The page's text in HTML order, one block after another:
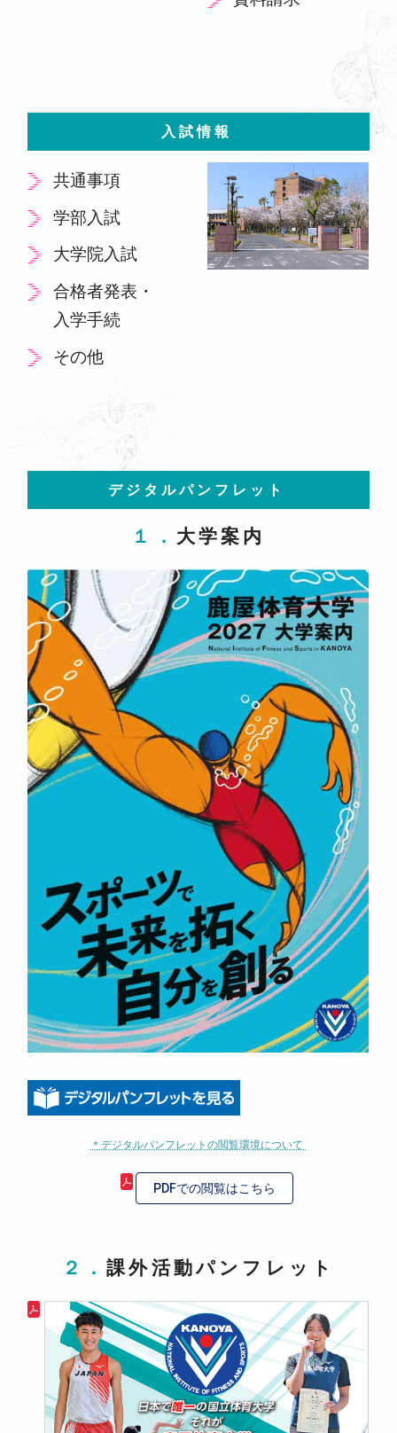
入試情報
共通事項
学部入試
大学院入試
合格者発表・
入学手続
その他
デジタルパンフレット
１．大学案内
＊デジタルパンフレットの閲覧環境について
PDFでの閲覧はこちら
２．課外活動パンフレット